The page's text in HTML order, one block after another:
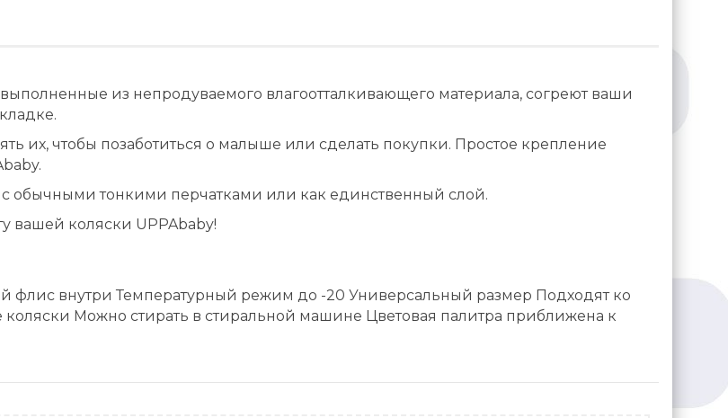
из непродуваемого влагоотталкивающего материала, согреют ваши
их, чтобы позаботиться о малыше или сделать покупки. Простое крепление
обычными тонкими перчатками или как единственный слой.
вашей коляски UPPAbaby!
флис внутри Температурный режим до -20 Универсальный размер Подходят ко
Можно стирать в стиральной машине Цветовая палитра приближена к